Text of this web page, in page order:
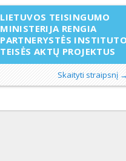
LIETUVOS TEISINGUMO
MINISTERIJA RENGIA
PARTNERYSTĖS
TEISĖS AKTŲ PROJEKTUS
Skaityti straipsnį